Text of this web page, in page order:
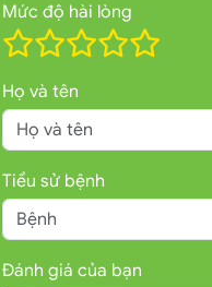
Mức độ hài lòng
Họ và tên
Tiểu sử bệnh
Đánh giá của bạn